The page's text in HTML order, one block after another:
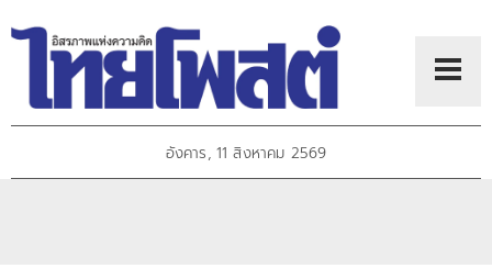
อังคาร, 11 สิงหาคม 2569